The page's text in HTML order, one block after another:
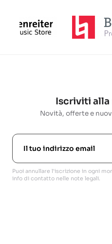
Iscriviti
Novità, offerte e
Puoi annullare l'iscrizione in ogni
info di contatto nelle note legali.